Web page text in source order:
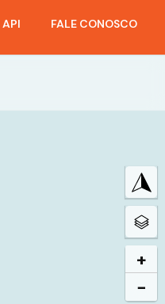
API FALE CONOSCO
+
−